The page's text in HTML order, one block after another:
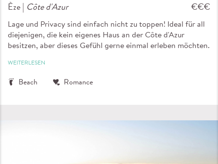
Èze | Côte d'Azur €€€
Lage und Privacy sind einfach nicht zu toppen! Ideal für all
diejenigen, die kein eigenes Haus an der Côte d'Azur
besitzen, aber dieses Gefühl gerne einmal erleben möchten.
WEITERLESEN
Beach Romance